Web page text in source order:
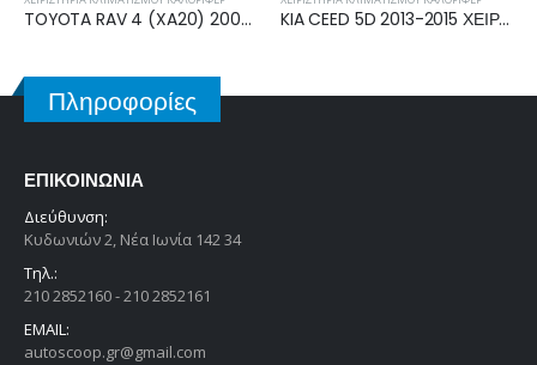
KIA CEED 5D 2013-2015 ΧΕΙΡΙΣΤΗΡΙΟ ΚΑΛΟΡΙΦΕΡ ΚΛΙΜΑΤΙΣΜΟΥ 97250-A2000 AUDI Q3 2011-2014 ΧΕΙΡΙΣΤΗΡΙΟ ΚΑΛΟΡΙΦΕΡ ΚΛΙΜΑΤΙΣΜΟΥ A2C53408516
Πληροφορίες
ΕΠΙΚΟΙΝΩΝΊΑ
Διεύθυνση:
Κυδωνιών 2, Νέα Ιωνία 142 34
Τηλ.:
210 2852160 - 210 2852161
EMAIL:
autoscoop.gr@gmail.com